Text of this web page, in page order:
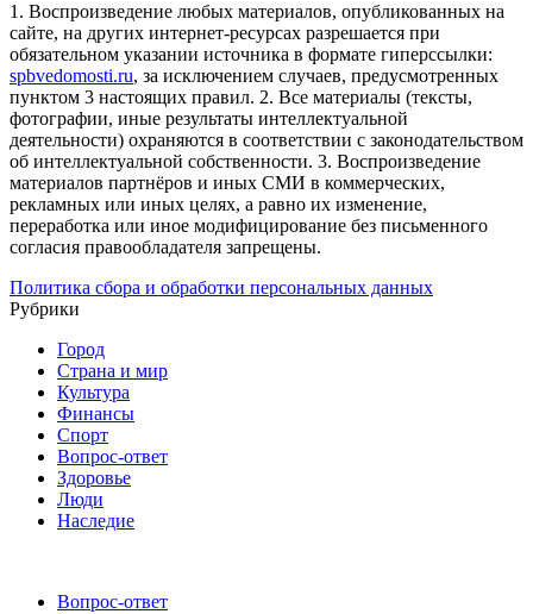
1. Воспроизведение любых материалов, опубликованных на
сайте, на других интернет-ресурсах разрешается при
обязательном указании источника в формате гиперссылки:
spbvedomosti.ru, за исключением случаев, предусмотренных
пунктом 3 настоящих правил. 2. Все материалы (тексты,
фотографии, иные результаты интеллектуальной
деятельности) охраняются в соответствии с законодательством
об интеллектуальной собственности. 3. Воспроизведение
материалов партнёров и иных СМИ в коммерческих,
рекламных или иных целях, а равно их изменение,
переработка или иное модифицирование без письменного
согласия правообладателя запрещены.
Политика сбора и обработки персональных данных
Рубрики
Город
Страна и мир
Культура
Финансы
Спорт
Вопрос-ответ
Здоровье
Люди
Наследие
Вопрос-ответ